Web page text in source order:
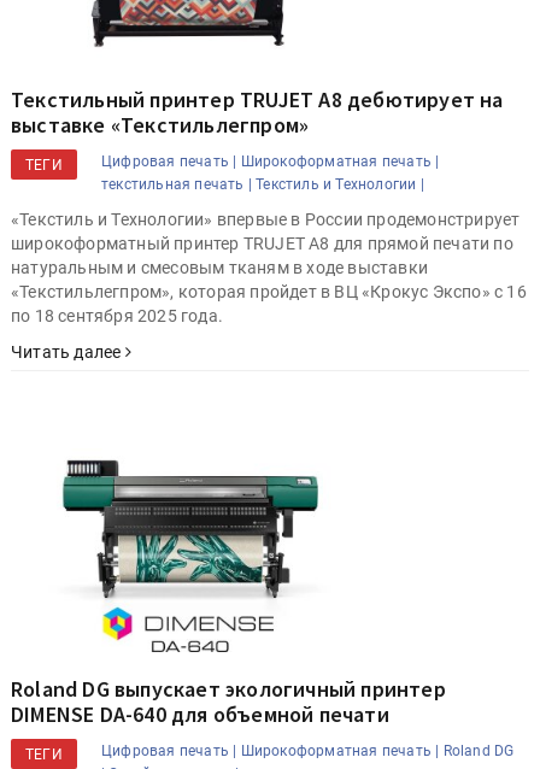
Текстильный принтер TRUJET A8 дебютирует на
выставке «Текстильлегпром»
ТЕГИ Цифровая печать |
Широкоформатная печать |
текстильная печать |
Текстиль и Технологии |
«Текстиль и Технологии» впервые в России продемонстрирует
широкоформатный принтер TRUJET A8 для прямой печати по
натуральным и смесовым тканям в ходе выставки
«Текстильлегпром», которая пройдет в ВЦ «Крокус Экспо» с 16
по 18 сентября 2025 года.
Читать далее
Roland DG выпускает экологичный принтер
DIMENSE DA-640 для объемной печати
ТЕГИ Цифровая печать | Широкоформатная печать | Roland DG